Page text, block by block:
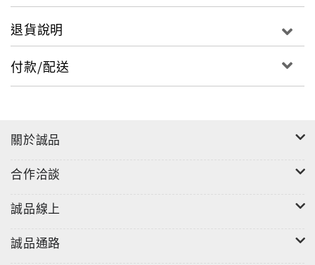
退貨說明
付款/配送
關於誠品
合作洽談
誠品線上
誠品通路